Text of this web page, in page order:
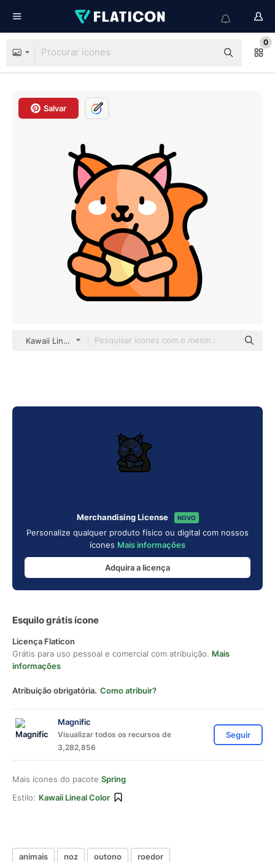
0
Salvar
Kawaii Lineal color
Merchandising License NOVO
Personalize qualquer produto físico ou digital com nossos
ícones Mais informações
Adquira a licença
Esquilo grátis ícone
Licença Flaticon
Grátis para uso pessoal e comercial com atribuição. Mais
informações
Atribuição obrigatória. Como atribuir?
Magnific
Visualizar todos os recursos de
3,282,856
Seguir
Mais ícones do pacote Spring
Estilo: Kawaii Lineal Color
animais noz outono roedor